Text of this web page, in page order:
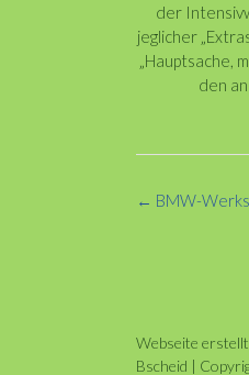
der
jeglicher
„Hauptsache,
den
Post
← BMW-
Webseite
Bscheid |